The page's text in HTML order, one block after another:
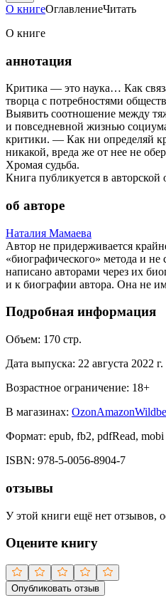
О книгеОглавлениеЧитать
О книге
аннотация
Критика — это наука… Как
творца с потребностями
Выявить соотношение между
и повседневной жизнью
критики. — Как ни определяй
никакой, вреда же от нее не
Хромая судьба.
Книга публикуется в
об авторе
Наталия Мамаева
Автор не придерживается
«биографического» метода и не
написано авторами через их
и к биографии автора. Она не
Подробная информация
Объем: 170 стр.
Дата выпуска: 22 августа 2022 г.
Возрастное ограничение: 18+
В магазинах: OzonAmazon
Формат: epub, fb2, pdfRead, mobi
ISBN: 978-5-0056-8904-7
отзывы
У этой книги ещё нет отзывов,
Оцените книгу
Опубликовать отзыв